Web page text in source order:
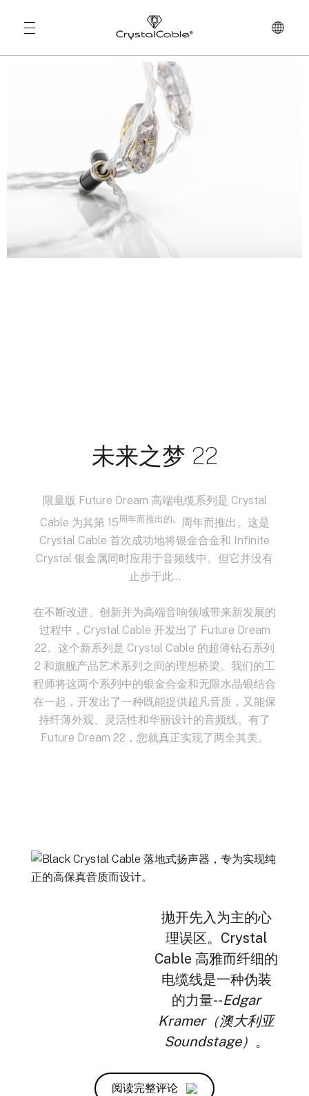
未来之梦 22
限量版 Future Dream 高端电缆系列是 Crystal
Cable 为其第 15周年而推出的。
周年而推出。这是
Crystal Cable 首次成功地将银金合金和 Infinite
Crystal 银金属同时应用于音频线中。但它并没有
止步于此...
在不断改进、创新并为高端音响领域带来新发展的
过程中，Crystal Cable 开发出了 Future Dream
22。这个新系列是 Crystal Cable 的超薄钻石系列
2 和旗舰产品艺术系列之间的理想桥梁。我们的工
程师将这两个系列中的银金合金和无限水晶银结合
在一起，开发出了一种既能提供超凡音质，又能保
持纤薄外观、灵活性和华丽设计的音频线。有了
Future Dream 22，您就真正实现了两全其美。
抛开先入为主的心
理误区。Crystal
Cable 高雅而纤细的
电缆线是一种伪装
的力量--Edgar
Kramer（澳大利亚
Soundstage） 。
阅读完整评论